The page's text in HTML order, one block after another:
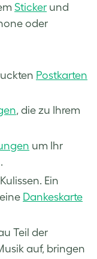
Sticker und
oder
Postkarten
, die zu Ihrem
um Ihr
Ein
Dankeskarte
Teil der
auf, bringen